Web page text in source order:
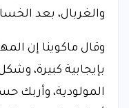
والغربال، بعد
وقال ماكوينا إن
بإيجابية كبيرة،
المولودية، وأربك